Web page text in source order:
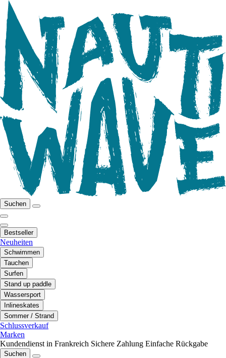
Suchen
Bestseller
Neuheiten
Schwimmen
Tauchen
Surfen
Stand up paddle
Wassersport
Inlineskates
Sommer / Strand
Schlussverkauf
Marken
Kundendienst in Frankreich Sichere Zahlung Einfache Rückgabe
Suchen